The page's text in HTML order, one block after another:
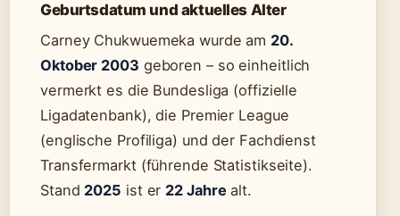
Geburtsdatum und aktuelles Alter
Carney Chukwuemeka wurde am 20.
Oktober 2003 geboren – so einheitlich
vermerkt es die Bundesliga (offizielle
Ligadatenbank), die Premier League
(englische Profiliga) und der Fachdienst
Transfermarkt (führende Statistikseite).
Stand 2025 ist er 22 Jahrealt.